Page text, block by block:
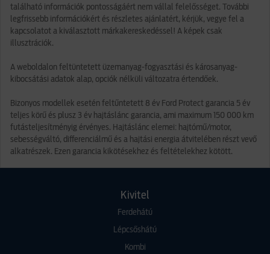
található információk pontosságáért nem vállal felelősséget. További
legfrissebb információkért és részletes ajánlatért, kérjük, vegye fel a
kapcsolatot a kiválasztott márkakereskedéssel! A képek csak
illusztrációk.
A weboldalon feltüntetett üzemanyag-fogyasztási és károsanyag-
kibocsátási adatok alap, opciók nélküli változatra értendőek.
Bizonyos modellek esetén feltűntetett 8 év Ford Protect garancia 5 év
teljes körű és plusz 3 év hajtáslánc garancia, ami maximum 150 000 km
futásteljesítményig érvényes. Hajtáslánc elemei: hajtómű/motor,
sebességváltó, differenciálmű és a hajtási energia átvitelében részt vevő
alkatrészek. Ezen garancia kikötésekhez és feltételekhez kötött.
Kivitel
Ferdehátú
Lépcsőshátú
Kombi